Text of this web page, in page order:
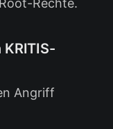
Rechte.
Angriff